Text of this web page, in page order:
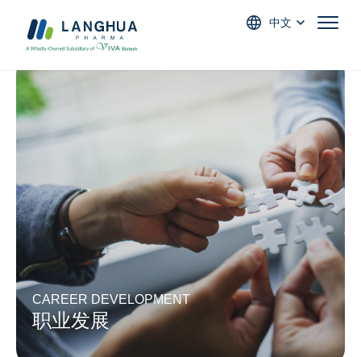
中文
CAREER DEVELOPMENT
职业发展